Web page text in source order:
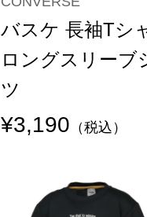
バスケ 長袖Tシ
ロングスリーブ
ツ
¥3,190 （税込）